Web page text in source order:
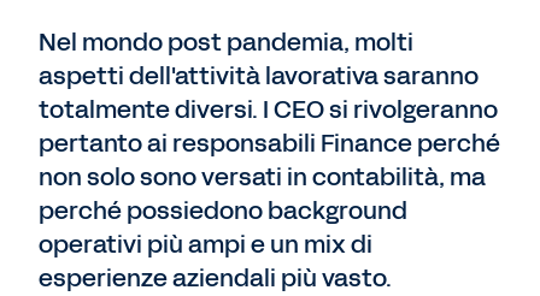
Nel mondo post pandemia, molti
aspetti dell'attività lavorativa saranno
totalmente diversi. I CEO si rivolgeranno
pertanto ai responsabili Finance perché
non solo sono versati in contabilità, ma
perché possiedono background
operativi più ampi e un mix di
esperienze aziendali più vasto.